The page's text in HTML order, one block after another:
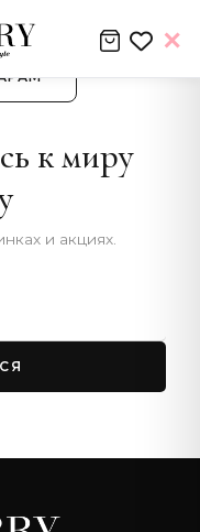
к миру
и акциях.